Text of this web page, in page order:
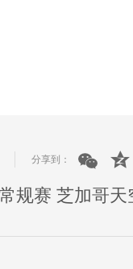
分享到：
规赛 芝加哥